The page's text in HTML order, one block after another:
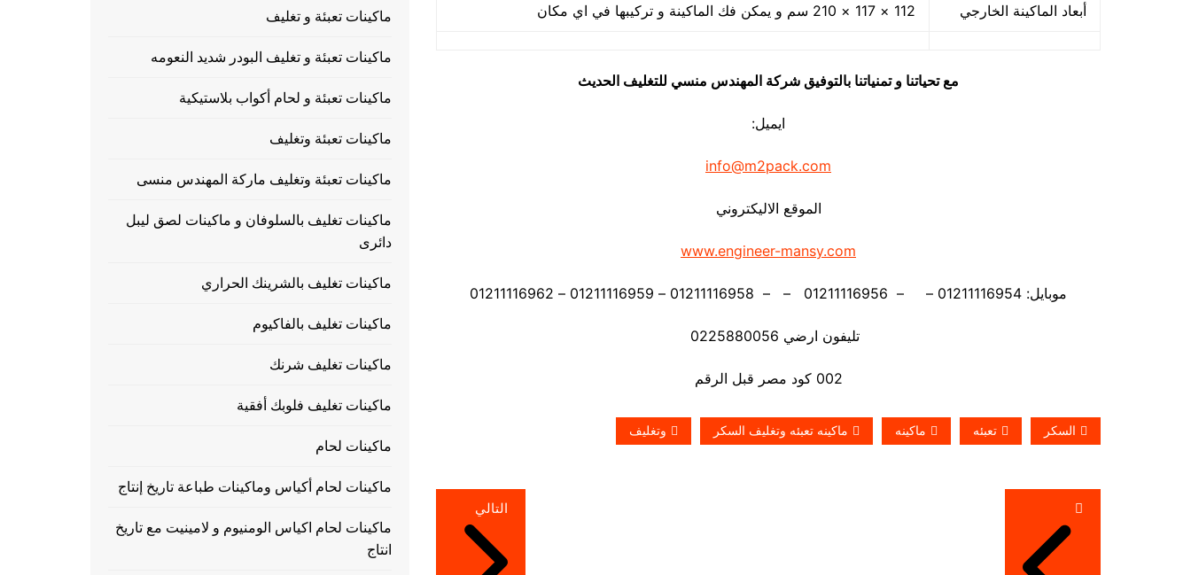
أبعاد الماكينة الخارجي 112 × 117 × 210 سم و يمكن فك الماكينة و تركيبها في اي مكان
مع تحياتنا و تمنياتنا بالتوفيق شركة المهندس منسي للتغليف الحديث
ايميل:
info@m2pack.com
الموقع الاليكتروني
www.engineer-mansy.com
موبايل: 01211116954 – – 01211116956 – – 01211116958 – 01211116959 – 01211116962
تليفون ارضي 0225880056
002 كود مصر قبل الرقم
السكر تعبئه ماكينه ماكينه تعبئه وتغليف السكر وتغليف
تصفّح
المقالات
التالي
ماكينات تعبئة و تغليف
ماكينات تعبئة و تغليف البودر شديد النعومه
ماكينات تعبئة و لحام أكواب بلاستيكية
ماكينات تعبئة وتغليف
ماكينات تعبئة وتغليف ماركة المهندس منسى
ماكينات تغليف بالسلوفان و ماكينات لصق ليبل
دائرى
ماكينات تغليف بالشرينك الحراري
ماكينات تغليف بالفاكيوم
ماكينات تغليف شرنك
ماكينات تغليف فلوبك أفقية
ماكينات لحام
ماكينات لحام أكياس وماكينات طباعة تاريخ إنتاج
ماكينات لحام اكياس الومنيوم و لامينيت مع تاريخ
انتاج